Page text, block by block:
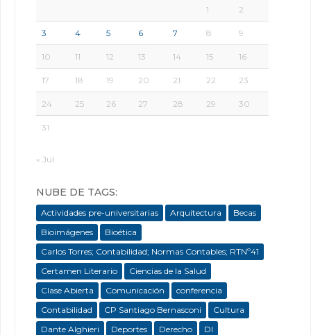
1 2
3 4 5 6 7 8 9
10 11 12 13 14 15 16
17 18 19 20 21 22 23
24 25 26 27 28 29 30
31
« Jul
NUBE DE TAGS:
Actividades pre-universitarias Arquitectura
Becas
Bioimágenes
Bioética
Carlos Torres; Contabilidad; Normas Contables; RTNº41
Certamen Literario
Ciencias de la Salud
Clase Abierta
Comunicación
conferencia
Contabilidad
CP Santiago Bernasconi
Cultura
Dante Alghieri
Deportes Derecho
DI